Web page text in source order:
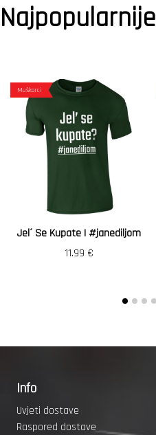
Najpopularnije
Muškarci
Jel´ Se Kupate | #janediljom
11.99 €
Info
Uvjeti dostave
Raspored dostave